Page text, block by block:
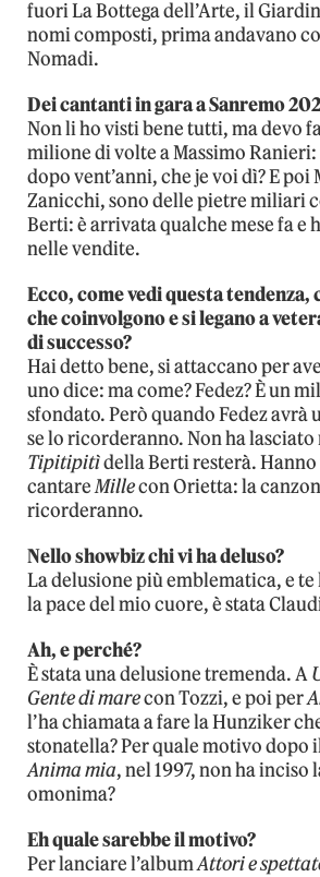
fuori La Bottega dell’Arte, il
nomi composti, prima andavano
Nomadi.
Dei cantanti in gara a Sanremo
Non li ho visti bene tutti, ma devo
milione di volte a Massimo
dopo vent’anni, che je voi dì? E
Zanicchi, sono delle pietre miliari
Berti: è arrivata qualche mese fa e
nelle vendite.
Ecco, come vedi questa tendenza,
che coinvolgono e si legano a
di successo?
Hai detto bene, si attaccano per
uno dice: ma come? Fedez? È un
sfondato. Però quando Fedez avrà
se lo ricorderanno. Non ha
Tipitipitìdella Berti resterà.
cantareMillecon Orietta: la
ricorderanno.
Nello showbiz chi vi ha deluso?
La delusione più emblematica, e
la pace del mio cuore, è stata
Ah, e perché?
È stata una delusione tremenda. A
Gente di marecon Tozzi, e poi per
l’ha chiamata a fare la Hunziker
stonatella? Per quale motivo dopo
Anima mia, nel 1997, non ha inciso
omonima?
Eh quale sarebbe il motivo?
Per lanciare l’albumAttori e